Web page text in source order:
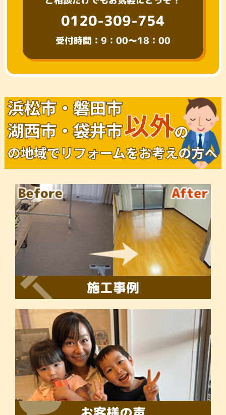
0120-309-754
受付時間：9：00～18：00
施工事例